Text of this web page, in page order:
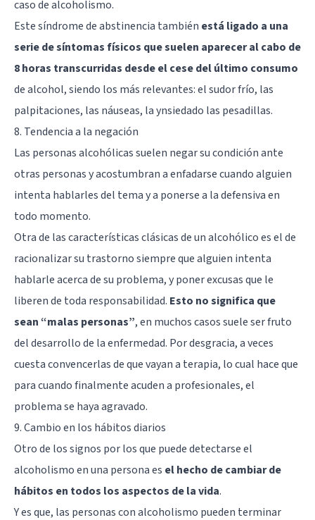
caso de alcoholismo.
Este síndrome de abstinencia también está ligado a una
serie de síntomas físicos que suelen aparecer al cabo de
8 horas transcurridas desde el cese del último consumo
de alcohol, siendo los más relevantes: el sudor frío, las
palpitaciones, las náuseas, la ynsiedado las pesadillas.
8. Tendencia a la negación
Las personas alcohólicas suelen negar su condición ante
otras personas y acostumbran a enfadarse cuando alguien
intenta hablarles del tema y a ponerse a la defensiva en
todo momento.
Otra de las características clásicas de un alcohólico es el de
racionalizar su trastorno siempre que alguien intenta
hablarle acerca de su problema, y poner excusas que le
liberen de toda responsabilidad. Esto no significa que
sean “malas personas”, en muchos casos suele ser fruto
del desarrollo de la enfermedad. Por desgracia, a veces
cuesta convencerlas de que vayan a terapia, lo cual hace que
para cuando finalmente acuden a profesionales, el
problema se haya agravado.
9. Cambio en los hábitos diarios
Otro de los signos por los que puede detectarse el
alcoholismo en una persona es el hecho de cambiar de
hábitos en todos los aspectos de la vida.
Y es que, las personas con alcoholismo pueden terminar